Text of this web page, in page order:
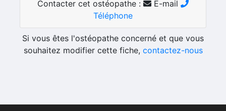
Contacter cet ostéopathe :
E-mail
Téléphone
Si vous êtes l'ostéopathe concerné et que vous
souhaitez modifier cette fiche, contactez-nous